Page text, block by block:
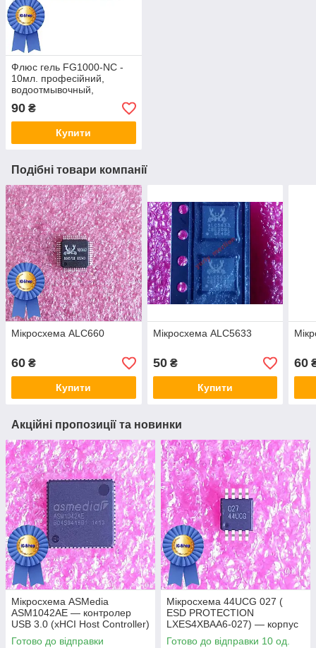
Флюс гель FG1000-NC -
10мл. професійний,
водоотмывочный,
водосмываемый
90 ₴
Купити
Подібні товари компанії
Мікросхема ALC660
60 ₴
Купити
Мікросхема ALC5633
50₴
Купити
60
Акційні пропозиції та новинки
Мікросхема ASMedia
ASM1042AE — контролер
USB 3.0 (xHCI Host Controller)
Готово до відправки
Мікросхема 44UCG 027 (
ESD PROTECTION
LXES4XBAA6-027) — корпус
msop8
Готово до відправки 10 од.